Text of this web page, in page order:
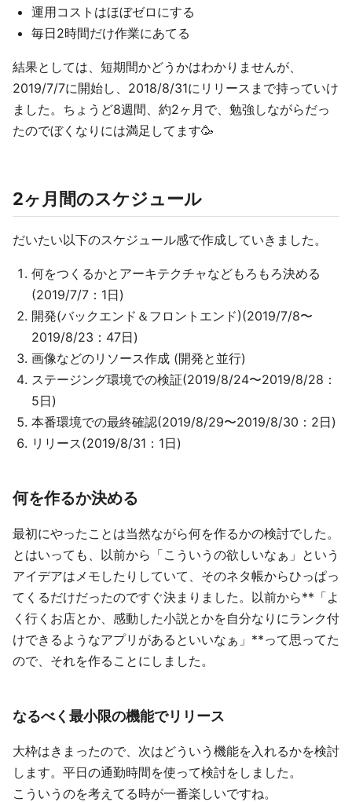
運用コストはほぼゼロにする
毎日2時間だけ作業にあてる
結果としては、短期間かどうかはわかりませんが、
2019/7/7に開始し、2018/8/31にリリースまで持っていけ
ました。ちょうど8週間、約2ヶ月で、勉強しながらだっ
たのでぼくなりには満足してます🥳
2ヶ月間のスケジュール
だいたい以下のスケジュール感で作成していきました。
何をつくるかとアーキテクチャなどもろもろ決める
(2019/7/7：1日)
開発(バックエンド＆フロントエンド)(2019/7/8〜
2019/8/23：47日)
画像などのリソース作成 (開発と並行)
ステージング環境での検証(2019/8/24〜2019/8/28：
5日)
本番環境での最終確認(2019/8/29〜2019/8/30：2日)
リリース(2019/8/31：1日)
何を作るか決める
最初にやったことは当然ながら何を作るかの検討でした。
とはいっても、以前から「こういうの欲しいなぁ」という
アイデアはメモしたりしていて、そのネタ帳からひっぱっ
てくるだけだったのですぐ決まりました。以前から**「よ
く行くお店とか、感動した小説とかを自分なりにランク付
けできるようなアプリがあるといいなぁ」**って思ってた
ので、それを作ることにしました。
なるべく最小限の機能でリリース
大枠はきまったので、次はどういう機能を入れるかを検討
します。平日の通勤時間を使って検討をしました。
こういうのを考えてる時が一番楽しいですね。